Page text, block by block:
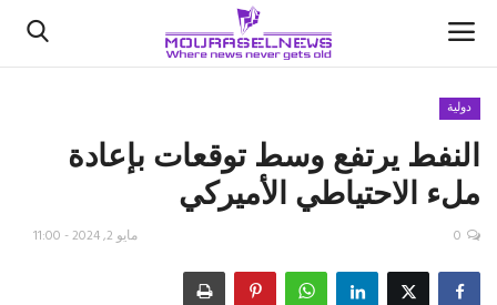
الأخبار
كتّابنا
دولية
النفط يرتفع وسط توقعات بإعادة
ملء الاحتياطي الأميركي
مايو 2, 2024 - 11:00 0